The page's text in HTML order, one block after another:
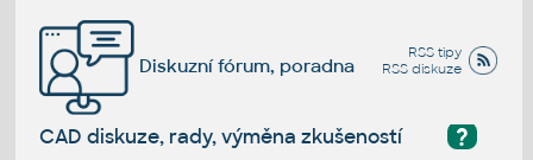
RSS tipy
RSS diskuze
Diskuzní fórum, poradna
?
CAD diskuze, rady, výměna zkušeností